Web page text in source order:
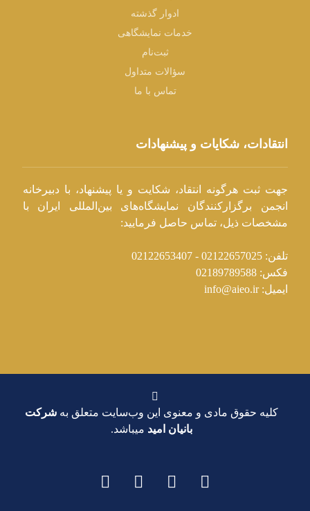
ادوار گذشته
خدمات نمایشگاهی
ثبت‌نام
سؤالات متداول
تماس با ما
انتقادات، شکایات و پیشنهادات
جهت ثبت هرگونه انتقاد، شکایت و یا پیشنهاد، با دبیرخانه
انجمن برگزارکنندگان نمایشگاه‌های بین‌المللی ایران با
مشخصات ذیل، تماس حاصل فرمایید:
تلفن: 02122657025 - 02122653407
فکس: 02189789588
ایمیل: info@aieo.ir
کلیه حقوق مادی و معنوی این وب‌سایت متعلق به شرکت
بانیان امید میباشد.